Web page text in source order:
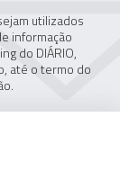
utilizados
informação
do DIÁRIO,
até o termo do